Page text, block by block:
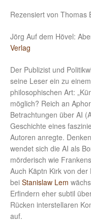
Rezensiert von Thomas
Jörg Auf dem Hövel:
Verlag
Der Publizist und
seine Leser ein zu
philosophischen Art:
möglich? Reich an
Betrachtungen über AI
Geschichte eines
Autoren anregte.
wendet sich die AI als
mörderisch wie
Auch Käptn Kirk von
bei Stanislaw Lem
Erfindern eher subtil
Rücken interstellaren
auf.